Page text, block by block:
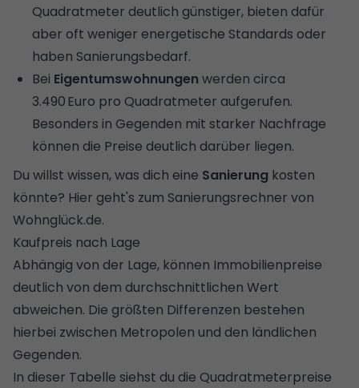
Quadratmeter deutlich günstiger, bieten dafür
aber oft weniger energetische Standards oder
haben Sanierungsbedarf.
Bei Eigentumswohnungen werden circa
3.490 Euro pro Quadratmeter aufgerufen.
Besonders in Gegenden mit starker Nachfrage
können die Preise deutlich darüber liegen.
Du willst wissen, was dich eine Sanierung kosten
könnte? Hier geht's zum Sanierungsrechner von
Wohnglück.de.
Kaufpreis nach Lage
Abhängig von der Lage, können Immobilienpreise
deutlich von dem durchschnittlichen Wert
abweichen. Die größten Differenzen bestehen
hierbei zwischen Metropolen und den ländlichen
Gegenden.
In dieser Tabelle siehst du die Quadratmeterpreise